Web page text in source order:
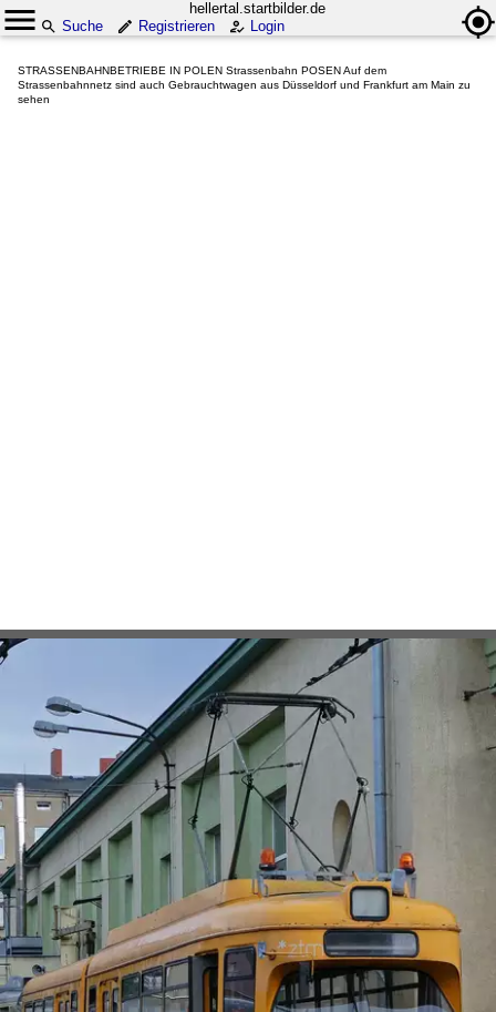
hellertal.startbilder.de
Suche
Registrieren Login
STRASSENBAHNBETRIEBE IN POLEN Strassenbahn POSEN Auf dem
Strassenbahnnetz sind auch Gebrauchtwagen aus Düsseldorf und Frankfurt am Main zu
sehen